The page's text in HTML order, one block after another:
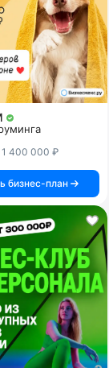
1 400 000 ₽
бизнес-план